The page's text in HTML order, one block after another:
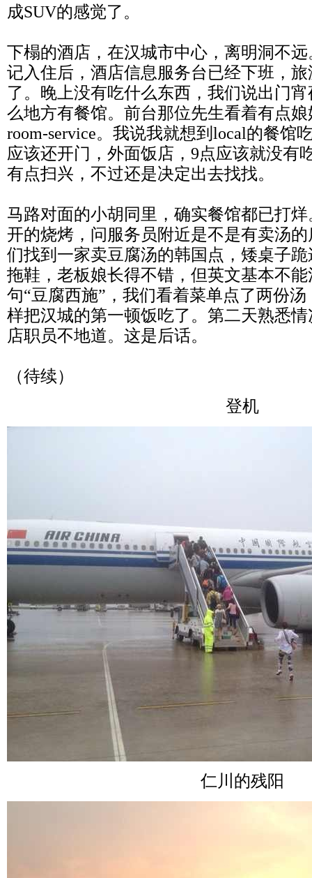
成SUV的感觉了。
下榻的酒店，在汉城市中心，离明洞不
记入住后，酒店信息服务台已经下班，
了。晚上没有吃什么东西，我们说出门
么地方有餐馆。前台那位先生看着有点
room-service。我说我就想到local的餐馆
应该还开门，外面饭店，9点应该就没有
有点扫兴，不过还是决定出去找找。
马路对面的小胡同里，确实餐馆都已打
开的烧烤，问服务员附近是不是有卖汤
们找到一家卖豆腐汤的韩国点，矮桌子
拖鞋，老板娘长得不错，但英文基本不
句“豆腐西施”，我们看着菜单点了两份
样把汉城的第一顿饭吃了。第二天熟悉
店职员不地道。这是后话。
（待续）
登机
仁川的残阳